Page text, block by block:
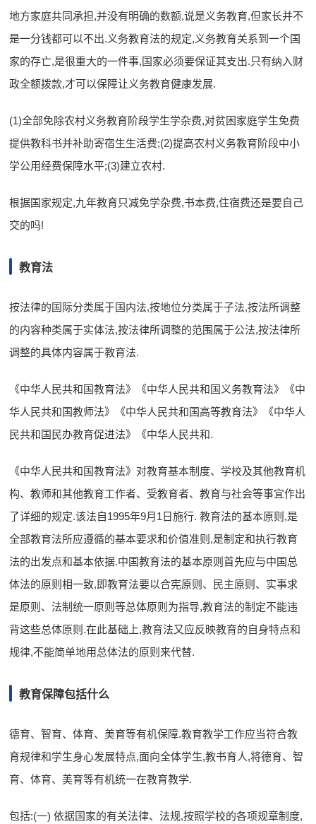
地方家庭共同承担,并没有明确的数额,说是义务教育,但家长并不
是一分钱都可以不出.义务教育法的规定,义务教育关系到一个国
家的存亡,是很重大的一件事,国家必须要保证其支出.只有纳入财
政全额拨款,才可以保障让义务教育健康发展.
(1)全部免除农村义务教育阶段学生学杂费,对贫困家庭学生免费
提供教科书并补助寄宿生生活费;(2)提高农村义务教育阶段中小
学公用经费保障水平;(3)建立农村.
根据国家规定,九年教育只减免学杂费,书本费,住宿费还是要自己
交的吗!
教育法
按法律的国际分类属于国内法,按地位分类属于子法,按法所调整
的内容种类属于实体法,按法律所调整的范围属于公法,按法律所
调整的具体内容属于教育法.
《中华人民共和国教育法》《中华人民共和国义务教育法》《中
华人民共和国教师法》《中华人民共和国高等教育法》《中华人
民共和国民办教育促进法》《中华人民共和.
《中华人民共和国教育法》对教育基本制度、学校及其他教育机
构、教师和其他教育工作者、受教育者、教育与社会等事宜作出
了详细的规定.该法自1995年9月1日施行. 教育法的基本原则,是
全部教育法所应遵循的基本要求和价值准则,是制定和执行教育
法的出发点和基本依据.中国教育法的基本原则首先应与中国总
体法的原则相一致,即教育法要以合宪原则、民主原则、实事求
是原则、法制统一原则等总体原则为指导,教育法的制定不能违
背这些总体原则.在此基础上,教育法又应反映教育的自身特点和
规律,不能简单地用总体法的原则来代替.
教育保障包括什么
德育、智育、体育、美育等有机保障.教育教学工作应当符合教
育规律和学生身心发展特点,面向全体学生,教书育人,将德育、智
育、体育、美育等有机统一在教育教学.
包括:(一) 依据国家的有关法律、法规,按照学校的各项规章制度,